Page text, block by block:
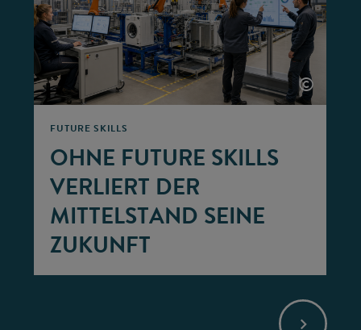
FUTURE SKILLS
OHNE FUTURE SKILLS
VERLIERT DER
MITTELSTAND SEINE
ZUKUNFT
©